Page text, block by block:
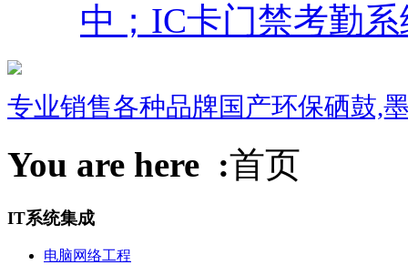
中；IC卡门禁考勤
专业销售各种品牌国产环保硒鼓,
You are here :首页
IT系统集成
电脑网络工程